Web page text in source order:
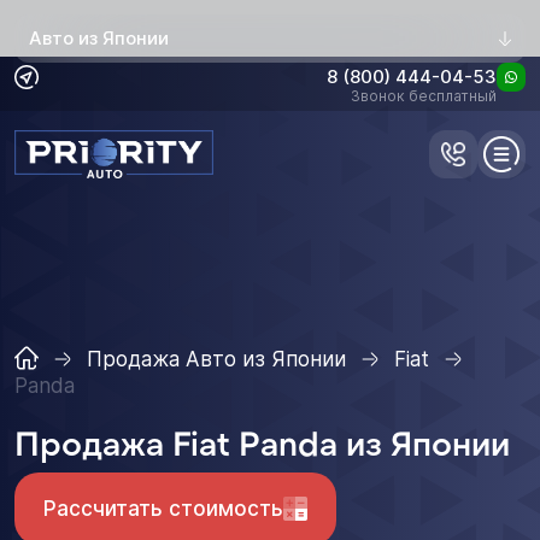
Авто из Японии
8 (800) 444-04-53
Звонок бесплатный
Продажа Авто из Японии
Fiat
Panda
Продажа Fiat Panda из Японии
Рассчитать стоимость